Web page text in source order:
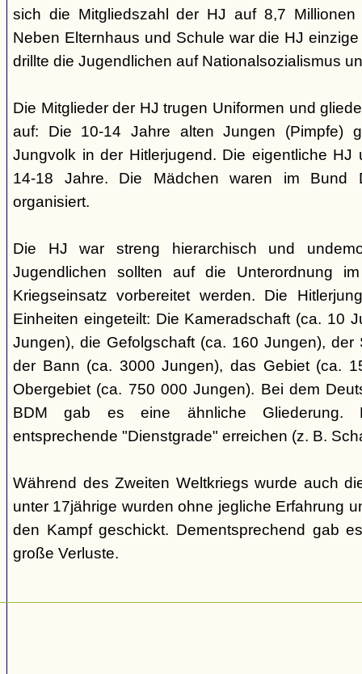
sich die Mitgliedszahl der HJ auf 8,7 Millionen
Neben Elternhaus und Schule war die HJ
drillte die Jugendlichen auf Nationalsozialismus
Die Mitglieder der HJ trugen Uniformen und
auf: Die 10-14 Jahre alten Jungen (Pimpfe)
Jungvolk in der Hitlerjugend. Die eigentliche HJ
14-18 Jahre. Die Mädchen waren im Bund
organisiert.
Die HJ war streng hierarchisch und
Jugendlichen sollten auf die Unterordnung
Kriegseinsatz vorbereitet werden. Die
Einheiten eingeteilt: Die Kameradschaft (ca. 10
Jungen), die Gefolgschaft (ca. 160 Jungen), der
der Bann (ca. 3000 Jungen), das Gebiet (ca.
Obergebiet (ca. 750 000 Jungen). Bei dem
BDM gab es eine ähnliche Gliederung.
entsprechende "Dienstgrade" erreichen (z. B.
Während des Zweiten Weltkriegs wurde auch
unter 17jährige wurden ohne jegliche Erfahrung
den Kampf geschickt. Dementsprechend gab
große Verluste.